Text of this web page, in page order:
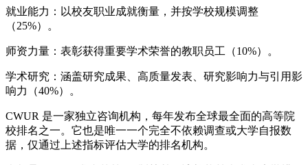
就业能力：以校友职业成就衡量，并按学校规模调整
（25%）。
师资力量：表彰获得重要学术荣誉的教职员工（10%）。
学术研究：涵盖研究成果、高质量发表、研究影响力与引用影
响力（40%）。
CWUR 是一家独立咨询机构，每年发布全球最全面的高等院
校排名之一。它也是唯一一个完全不依赖调查或大学自报数
据，仅通过上述指标评估大学的排名机构。